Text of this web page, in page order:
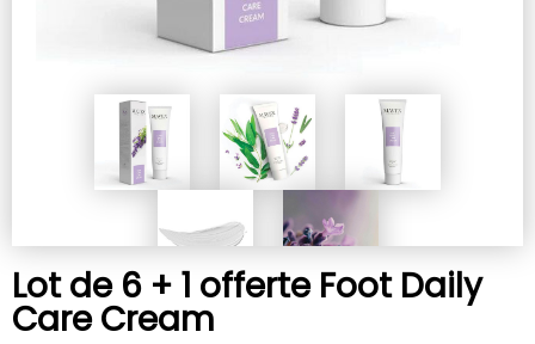
Lot de 6 + 1 offerte Foot Daily
Care Cream